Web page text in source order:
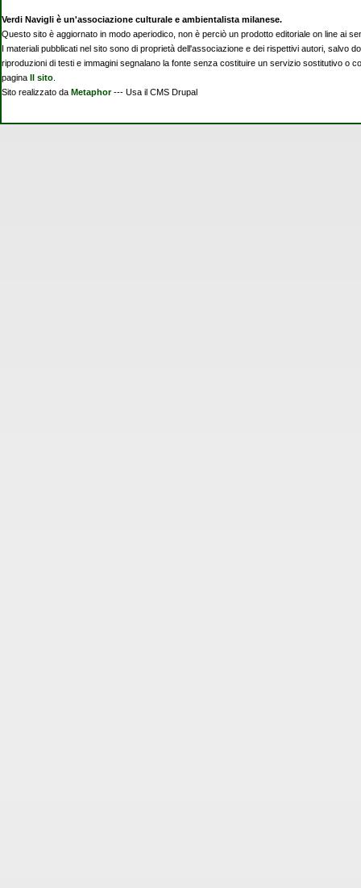
Verdi Navigli è un'associazione culturale e ambientalista milanese.
Questo sito è aggiornato in modo aperiodico, non è perciò un prodotto editoriale on line ai
I materiali pubblicati nel sito sono di proprietà dell'associazione e dei rispettivi autori,
riproduzioni di testi e immagini segnalano la fonte senza costituire un servizio sostitutivo o
pagina
Il sito.
Sito realizzato da Metaphor--- Usa il CMS Drupal